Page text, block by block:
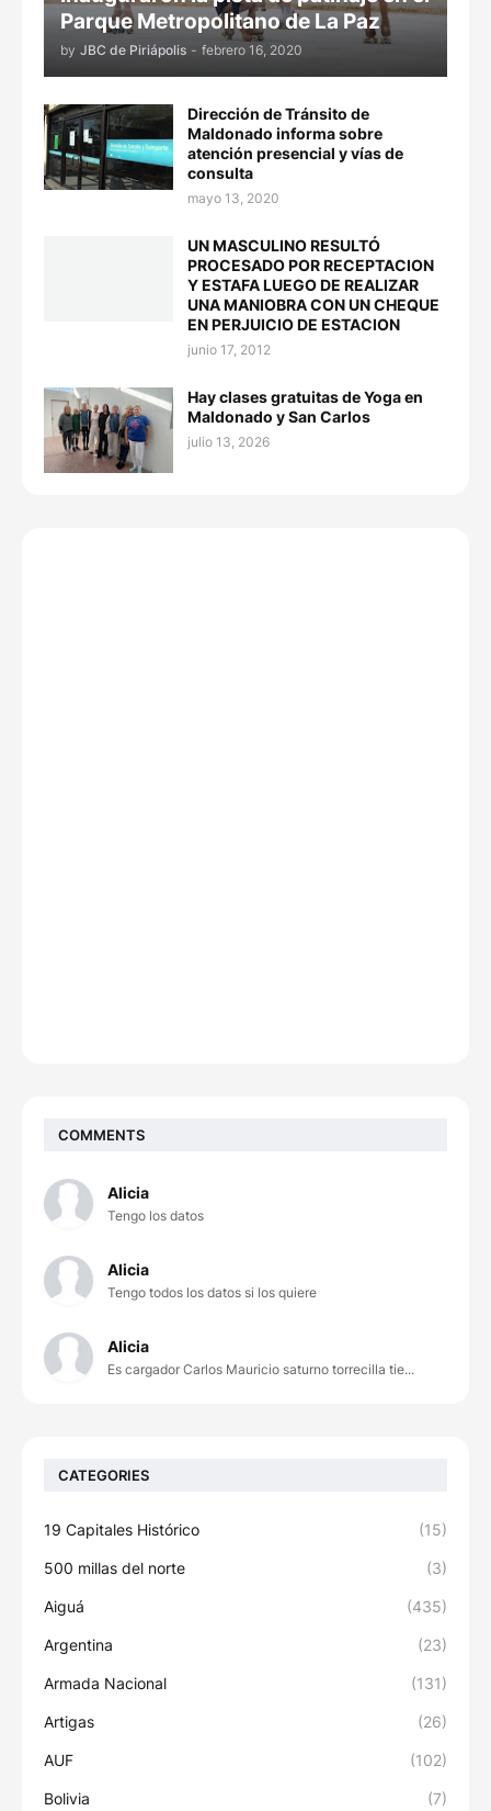
Parque Metropolitano de La Paz
by JBC de Piriápolis - febrero 16, 2020
Dirección de Tránsito de
Maldonado informa sobre
atención presencial y vías de
consulta
mayo 13, 2020
UN MASCULINO RESULTÓ
PROCESADO POR RECEPTACION
Y ESTAFA LUEGO DE REALIZAR
UNA MANIOBRA CON UN CHEQUE
EN PERJUICIO DE ESTACION
junio 17, 2012
Hay clases gratuitas de Yoga en
Maldonado y San Carlos
julio 13, 2026
COMMENTS
Alicia
Tengo los datos
Alicia
Tengo todos los datos si los quiere
Alicia
Es cargador Carlos Mauricio saturno torrecilla tie...
CATEGORIES
19 Capitales Histórico (15)
500 millas del norte (3)
Aiguá (435)
Argentina (23)
Armada Nacional (131)
Artigas (26)
AUF (102)
Bolivia (7)